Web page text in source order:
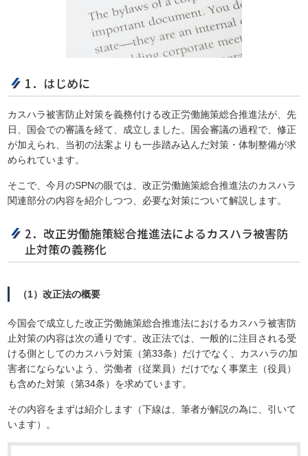
1．はじめに
カスハラ被害防止対策を義務付ける改正労働施策総合推進法が、先
日、国会での審議を経て、成立しました。国会審議の過程で、修正
が加えられ、当初の法案よりも一歩踏み込んだ対策・体制整備が求
められています。
そこで、今月のSPNの眼では、改正労働施策総合推進法のカスハラ
関連部分の内容を紹介しつつ、必要な対策について解説します。
2．改正労働施策総合推進法によるカスハラ被害防
止対策の義務化
（1）改正法の概要
今国会で成立した改正労働施策総合推進法におけるカスハラ被害防
止対策の内容は次の通りです。改正法では、一般的に注目される受
ける側としてのカスハラ対策（第33条）だけでなく、カスハラの加
害者にならないよう、労働者（従業員）だけでなく事業主（役員）
も含めた対策（第34条）を求めています。
その内容をまずは紹介します（下線は、筆者が解説の為に、引いて
います）。